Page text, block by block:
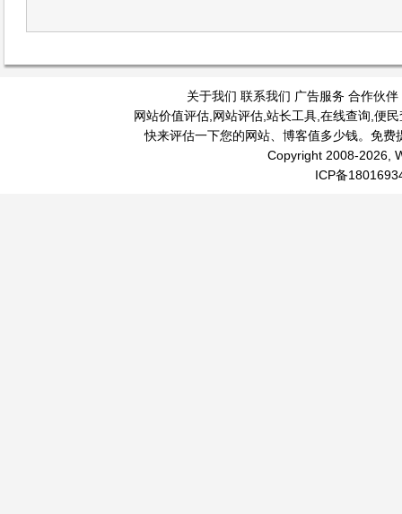
关于我们 联系我们 广告服务 合作伙伴
网站价值评估, 网站评估, 站长工具, 在线查询 便民
快来评估一下您的网站、博客值多少钱。免
Copyright 2008-2026,
ICP备